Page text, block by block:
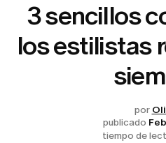
3 sencillos
los estilistas
por
publicado
tiempo de